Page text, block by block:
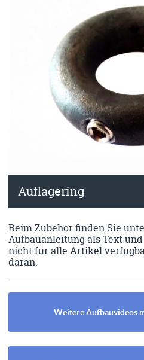
Auflagering
Beim Zubehör finden Sie
Aufbauanleitung als Text
nicht für alle Artikel
daran.
Weitere Aufbauvideos